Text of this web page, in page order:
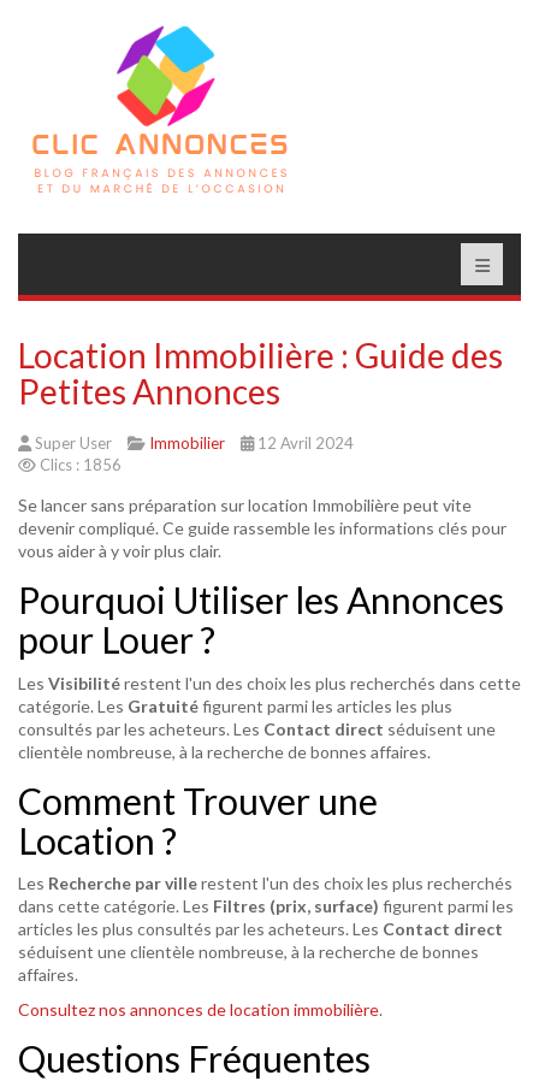
Location Immobilière : Guide des
Petites Annonces
Super User Immobilier
12 Avril 2024
Clics : 1856
Se lancer sans préparation sur location Immobilière peut vite
devenir compliqué. Ce guide rassemble les informations clés pour
vous aider à y voir plus clair.
Pourquoi Utiliser les Annonces
pour Louer ?
Les Visibilitérestent l'un des choix les plus recherchés dans cette
catégorie. Les Gratuitéfigurent parmi les articles les plus
consultés par les acheteurs. Les Contact direct séduisent une
clientèle nombreuse, à la recherche de bonnes affaires.
Comment Trouver une
Location ?
Les Recherche par villerestent l'un des choix les plus recherchés
dans cette catégorie. Les Filtres (prix, surface) figurent parmi les
articles les plus consultés par les acheteurs. Les Contact direct
séduisent une clientèle nombreuse, à la recherche de bonnes
affaires.
Consultez nos annonces de location immobilière.
Questions Fréquentes